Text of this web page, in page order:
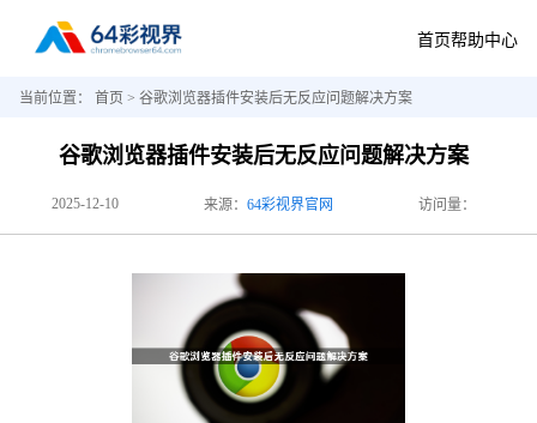
首页帮助中心
当前位置： 首页 > 谷歌浏览器插件安装后无反应问题解决方案
谷歌浏览器插件安装后无反应问题解决方案
2025-12-10 来源： 64彩视界官网 访问量：